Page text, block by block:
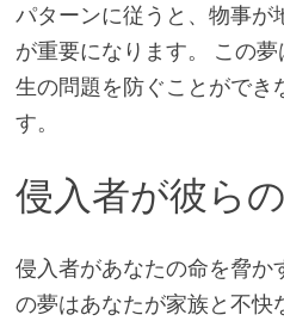
パターンに従うと、物事が
が重要になります。 この
生の問題を防ぐことができ
す。
侵入者が彼ら
侵入者があなたの命を脅か
の夢はあなたが家族と不快